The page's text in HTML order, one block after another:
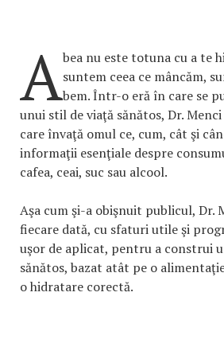
Abea nu este totuna cu a te
suntem ceea ce mâncăm,
bem. Într-o eră în care se
unui stil de viaţă sănătos, Dr.
care învaţă omul ce, cum, cât şi
informaţii esenţiale despre
cafea, ceai, suc sau alcool.
Aşa cum şi-a obişnuit publicul, Dr.
fiecare dată, cu sfaturi utile şi
uşor de aplicat, pentru a construi
sănătos, bazat atât pe o
o hidratare corectă.